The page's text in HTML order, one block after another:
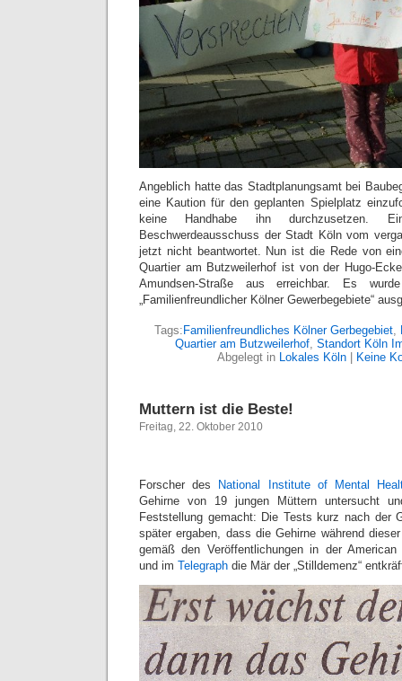
Angeblich hatte das Stadtplanungsamt bei
eine Kaution für den geplanten Spielplatz
keine Handhabe ihn durchzusetzen.
Beschwerdeausschuss der Stadt Köln vom
jetzt nicht beantwortet. Nun ist die Rede von
Quartier am Butzweilerhof ist von der Hugo-
Amundsen-Straße aus erreichbar. Es
„Familienfreundlicher Kölner Gewerbegebiete“
Tags:Familienfreundliches Kölner Gerbegebiet,
Quartier am Butzweilerhof, Standort Köln
Abgelegt in Lokales Köln| Keine
Muttern ist die Beste!
Freitag, 22. Oktober 2010
Forscher des National Institute of Mental
Gehirne von 19 jungen Müttern untersucht
Feststellung gemacht: Die Tests kurz nach der
später ergaben, dass die Gehirne während
gemäß den Veröffentlichungen in der
und im Telegraph die Mär der „Stilldemenz“